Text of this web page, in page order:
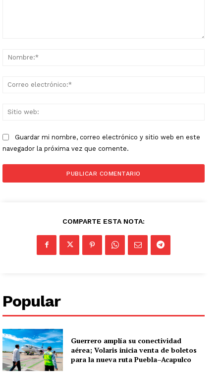
Guardar mi nombre, correo electrónico y sitio web en este
navegador la próxima vez que comente.
COMPARTE ESTA NOTA:
Popular
Guerrero amplía su conectividad
aérea; Volaris inicia venta de boletos
para la nueva ruta Puebla–Acapulco